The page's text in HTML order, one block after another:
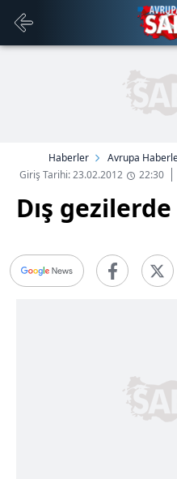
Haberler Avrupa
Giriş Tarihi: 23.02.2012
22:30
Dış